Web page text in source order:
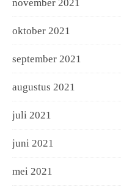
november 2021
oktober 2021
september 2021
augustus 2021
juli 2021
juni 2021
mei 2021